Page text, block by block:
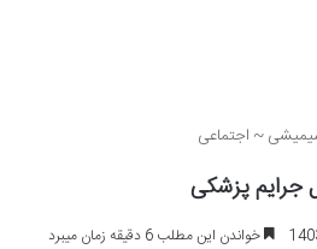
~ اجتماعی
جرایم پزشکی
خواندن این مطلب 6 دقیقه زمان میبرد